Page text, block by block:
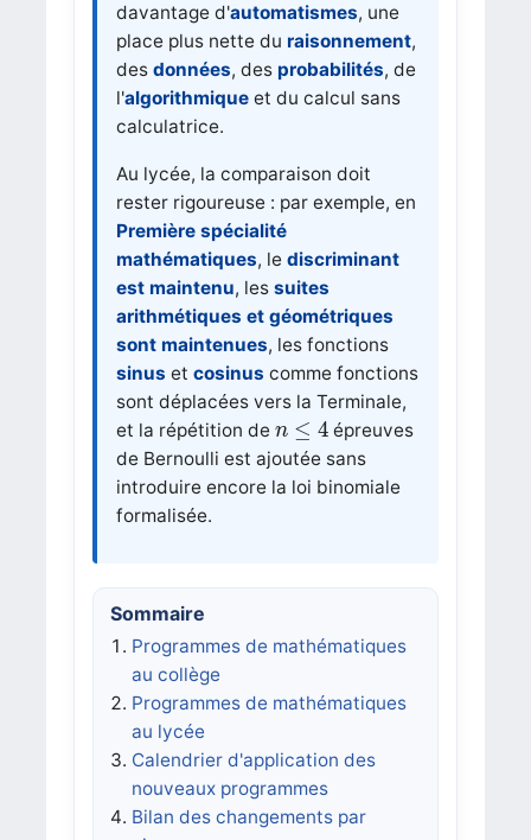
davantage d'automatismes, une
place plus nette du raisonnement,
des données, des probabilités, de
l'algorithmiqueet du calcul sans
calculatrice.
Au lycée, la comparaison doit
rester rigoureuse : par exemple, en
Première spécialité
mathématiques, le discriminant
est maintenu, les suites
arithmétiques et géométriques
sont maintenues, les fonctions
sinus et cosinus comme fonctions
sont déplacées vers la Terminale,
et la répétition de n ≤ 4
n ≤4
épreuves
de Bernoulli est ajoutée sans
introduire encore la loi binomiale
formalisée.
Sommaire
Programmes de mathématiques
au collège
Programmes de mathématiques
au lycée
Calendrier d'application des
nouveaux programmes
Bilan des changements par